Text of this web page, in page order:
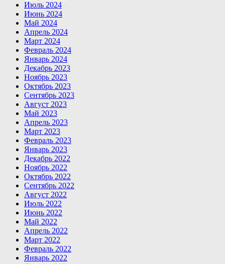
Июль 2024
Июнь 2024
Май 2024
Апрель 2024
Март 2024
Февраль 2024
Январь 2024
Декабрь 2023
Ноябрь 2023
Октябрь 2023
Сентябрь 2023
Август 2023
Май 2023
Апрель 2023
Март 2023
Февраль 2023
Январь 2023
Декабрь 2022
Ноябрь 2022
Октябрь 2022
Сентябрь 2022
Август 2022
Июль 2022
Июнь 2022
Май 2022
Апрель 2022
Март 2022
Февраль 2022
Январь 2022